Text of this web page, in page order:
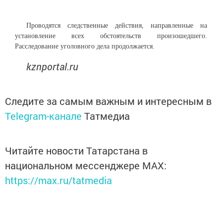
Проводятся следственные действия, направленные на
установление всех обстоятельств произошедшего.
Расследование уголовного дела продолжается.
kznportal.ru
Следите за самым важным и интересным в
Telegram-канале Татмедиа
Читайте новости Татарстана в
национальном мессенджере MАХ:
https://max.ru/tatmedia